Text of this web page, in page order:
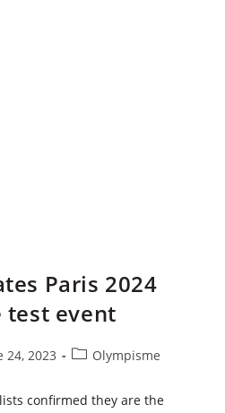
Paris 2024
test event
24, 2023 Olympisme
confirmed they are the